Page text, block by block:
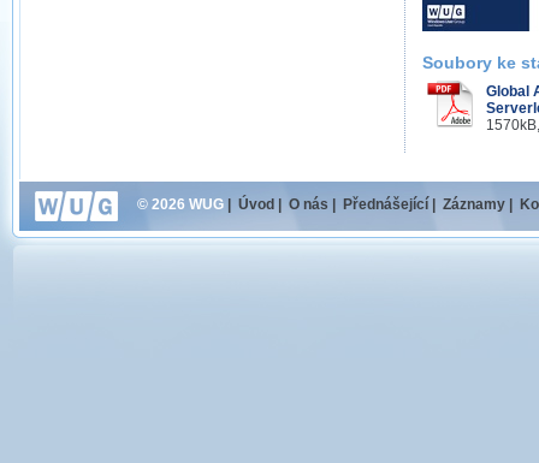
Soubory ke
Global
© 2026 WUG Úvod O nás Přednášející Záznamy